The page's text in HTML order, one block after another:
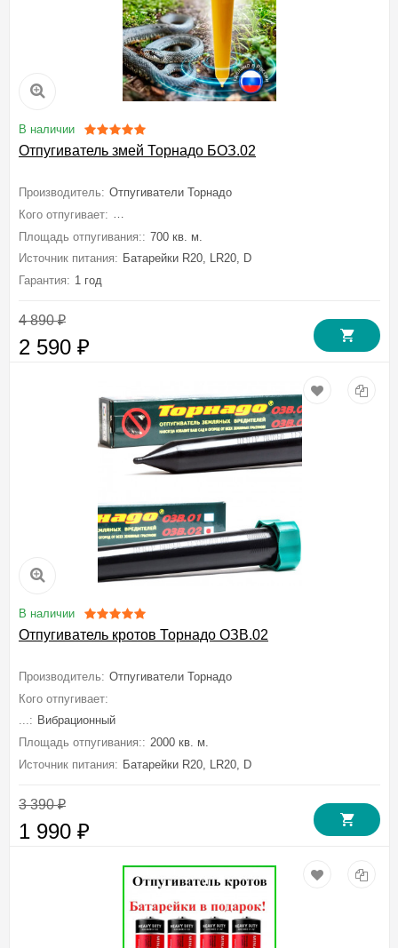
В наличии
Отпугиватель змей Торнадо БОЗ.02
Производитель: Отпугиватели Торнадо
Кого отпугивает: Кротов, Мышей полевок, Медведку, Землероек,
Площадь отпугивания:: 700 кв. м.
Источник питания: Батарейки R20, LR20, D
Гарантия: 1 год
4 890₽
2 590 ₽
В наличии
Отпугиватель кротов Торнадо ОЗВ.02
Производитель: Отпугиватели Торнадо
Кого отпугивает:
...: Вибрационный
Площадь отпугивания:: 2000 кв. м.
Источник питания: Батарейки R20, LR20, D
3 390₽
1 990 ₽